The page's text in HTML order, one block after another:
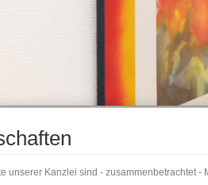
unserer Kanzlei sind - zusammenbetrachtet